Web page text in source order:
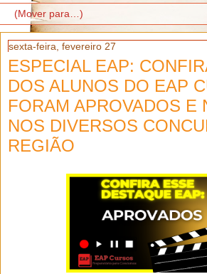
sexta-feira, fevereiro 27
ESPECIAL EAP:
DOS ALUNOS DO EAP
FORAM APROVADOS E
NOS DIVERSOS
REGIÃO